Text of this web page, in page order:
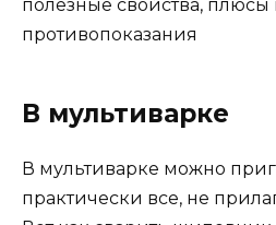
В мультиварке
В мультиварке можно
практически все, не